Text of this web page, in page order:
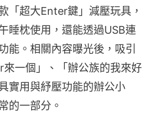
「超大Enter鍵」減壓玩具，
睡枕使用，還能透過USB連
能。相關內容曝光後，吸引
一個」、「辦公族的我來好
實用與紓壓功能的辦公小
的一部分。